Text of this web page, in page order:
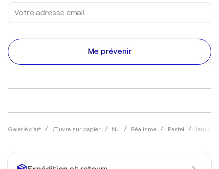
Galerie d'art Œuvre sur papier Nu Réalisme Pastel Jam
Me prévenir